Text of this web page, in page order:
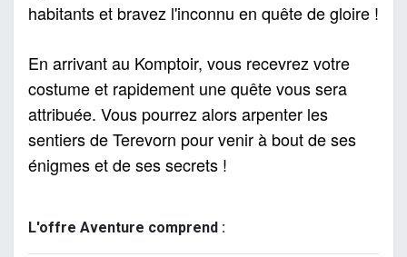
habitants et bravez l'inconnu en quête de gloire !
En arrivant au Komptoir, vous recevrez votre
costume et rapidement une quête vous sera
attribuée. Vous pourrez alors arpenter les
sentiers de Terevorn pour venir à bout de ses
énigmes et de ses secrets !
L'offre Aventure comprend :